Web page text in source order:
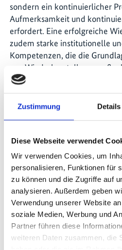
Zustimmung Details
Diese Webseite verwendet
Wir verwenden Cookies, um
personalisieren, Funktionen für
zu können und die Zugriffe auf
analysieren. Außerdem geben
Verwendung unserer Website
soziale Medien, Werbung und
Partner führen diese
weiteren Daten zusammen, die
sondern ein kontinuierlicher
Aufmerksamkeit und
erfordert. Eine erfolgreiche
zudem starke institutionelle
Kompetenzen, die die
von
Das Projekt konzentriert sich
Entwicklung der Kenntnisse
usw.), des Privatsektors,
Organisationen und lokaler
Schulungsprogramme für
sich auf moderne
Überwachungsrahmen,
Gemeinschaften Instrumente
Unterstützung für die
Landschaften erhalten.